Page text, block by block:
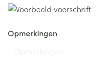
Opmerkingen